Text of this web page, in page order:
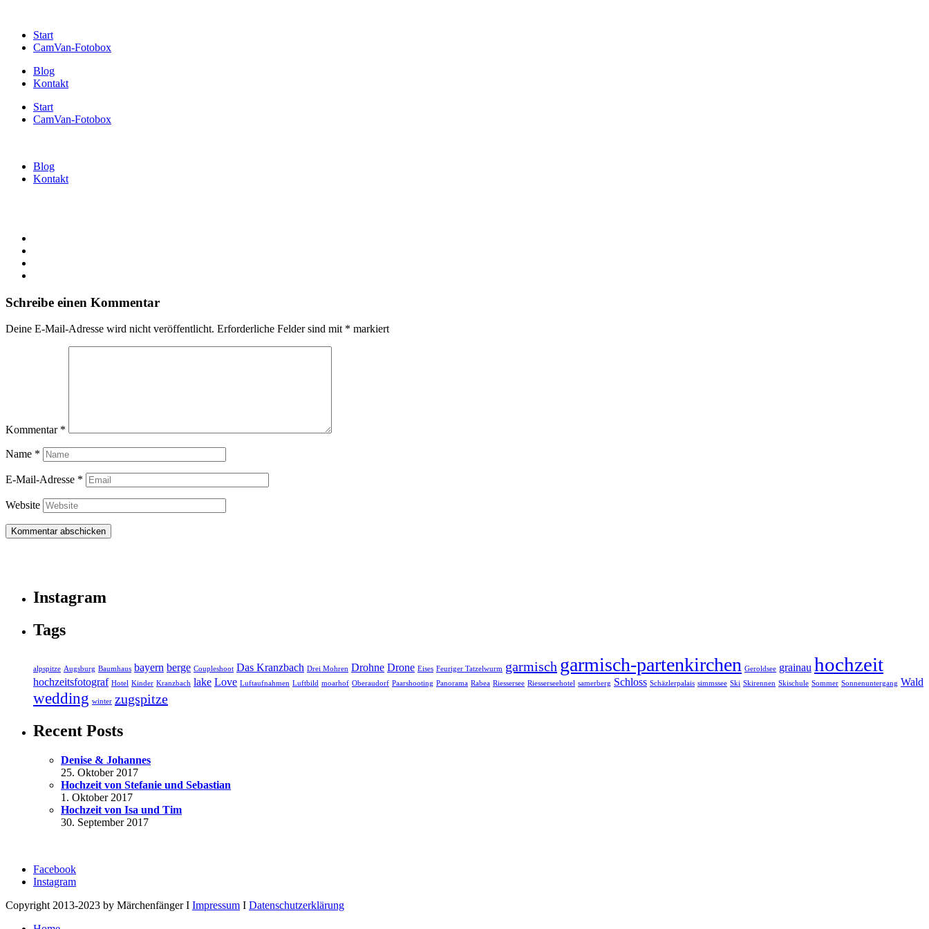
Start
CamVan-Fotobox
Blog
Kontakt
Start
CamVan-Fotobox
Blog
Kontakt
Schreibe einen Kommentar
Deine E-Mail-Adresse wird nicht veröffentlicht. Erforderliche Felder sind mit * markiert
Kommentar *
Name *
E-Mail-Adresse *
Website
Instagram
Tags
alpspitze Augsburg Baumhaus bayern berge Coupleshoot Das Kranzbach Drei Mohren Drohne Drone Eises Feuriger Tatzelwurm garmisch garmisch-partenkirchen Geroldsee grainau hochzeit
hochzeitsfotograf Hotel Kinder Kranzbach lake Love Luftaufnahmen Luftbild moarhof Oberaudorf Paarshooting Panorama Rabea Riessersee Riesserseehotel samerberg Schloss Schäzlerpalais simmssee Ski Skirennen Skischule Sommer Sonnenuntergang Wald
wedding winter zugspitze
Recent Posts
Denise & Johannes
25. Oktober 2017
Hochzeit von Stefanie und Sebastian
1. Oktober 2017
Hochzeit von Isa und Tim
30. September 2017
Facebook
Instagram
Copyright 2013-2023 by Märchenfänger I Impressum I Datenschutzerklärung